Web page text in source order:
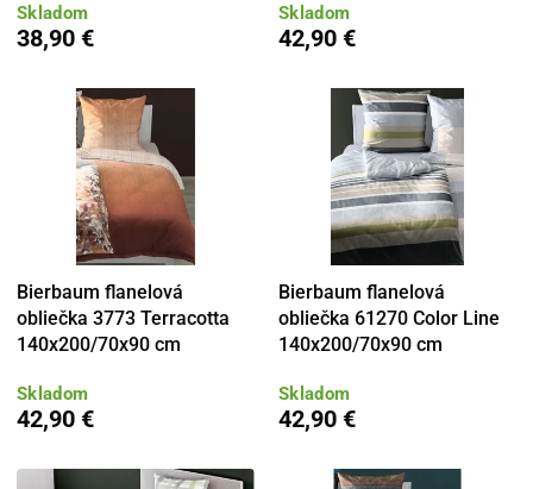
Skladom
38,90 €
Skladom
42,90 €
Bierbaum flanelová
obliečka 3773 Terracotta
140x200/70x90 cm
Skladom
42,90 €
Bierbaum flanelová
obliečka 61270 Color Line
140x200/70x90 cm
Skladom
42,90 €